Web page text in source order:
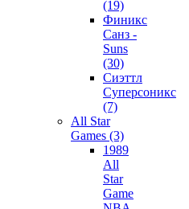
(19)
Финикс
Санз -
Suns
(30)
Сиэттл
Суперсоникс
(7)
All Star
Games (3)
1989
All
Star
Game